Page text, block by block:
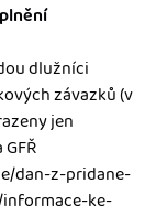
dlužníci
závazků (v
jen
dan-z-pridane-
ke-